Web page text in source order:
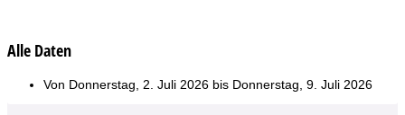
Alle Daten
Von Donnerstag, 2. Juli 2026 bis Donnerstag, 9. Juli 2026